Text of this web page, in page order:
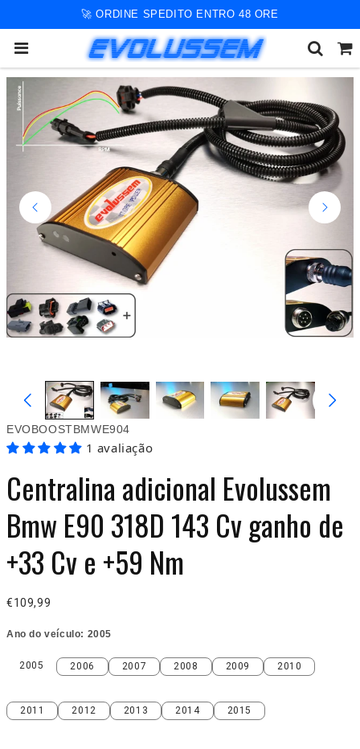
🚀 ORDINE SPEDITO ENTRO 48 ORE
EVOBOOSTBMWE904
1 avaliação
Centralina adicional Evolussem
Bmw E90 318D 143 Cv ganho de
+33 Cv e +59 Nm
€109,99
Ano do veículo: 2005
2005
2005 2006
2006 2007
2007 2008
2008 2009
2009 2010
2010
2011
2011 2012
2012 2013
2013 2014
2014 2015
2015